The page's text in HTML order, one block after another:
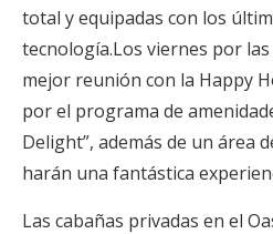
total y equipadas con los
tecnología.Los viernes por
mejor reunión con la Happy
por el programa de
Delight”, además de un área
harán una fantástica
Las cabañas privadas en el